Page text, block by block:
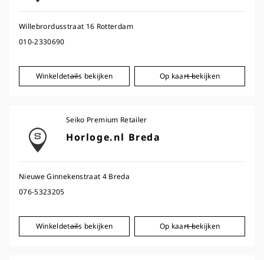
Willebrordusstraat 16 Rotterdam
010-2330690
Winkeldetails bekijken Op kaart bekijken
Seiko Premium Retailer
Horloge.nl Breda
Nieuwe Ginnekenstraat 4 Breda
076-5323205
Winkeldetails bekijken Op kaart bekijken